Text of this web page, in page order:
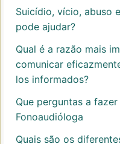
Suicídio, vício, abuso
pode ajudar?
Qual é a razão mais
comunicar
los informados?
Que perguntas a
Fonoaudióloga
Quais são os